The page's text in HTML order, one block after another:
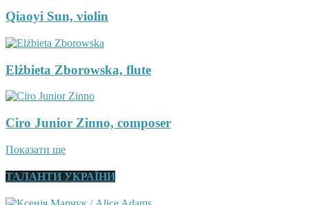
Qiaoyi Sun, violin
Elżbieta Zborowska, flute
Ciro Junior Zinno, composer
Показати ще
ТАЛАНТИ УКРАЇНИ